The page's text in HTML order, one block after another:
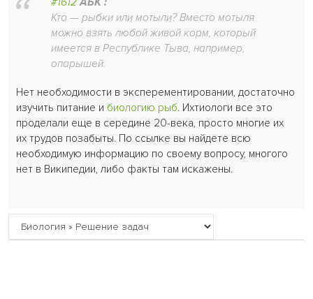
Кто — рыбки или мотыли? Вместо мотыля
можно взять любой живой корм, который
имеется в Республике Тыва, например,
опарышей.
Нет необходимости в эксперементировании, достаточно
изучить питание и биологию рыб. Ихтиологи все это
проделали еще в середине 20-века, просто многие их
их трудов позабыты. По ссылке вы найдете всю
необходимую информацию по своему вопросу, многого
нет в Википедии, либо факты там искажены.